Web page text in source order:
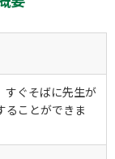
すぐそばに先生が
ることができま